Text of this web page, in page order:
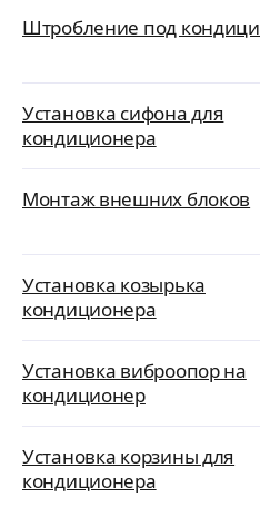
Штробление под
Установка сифона для
кондиционера
Монтаж внешних блоков
Установка козырька
кондиционера
Установка виброопор на
кондиционер
Установка корзины для
кондиционера